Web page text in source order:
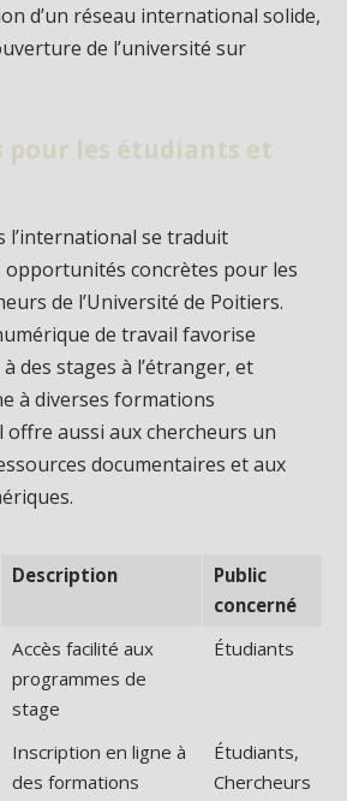
d’un réseau international solide,
de l’université sur
les étudiants et
l’international se traduit
opportunités concrètes pour les
de l’Université de Poitiers.
de travail favorise
des stages à l’étranger, et
à diverses formations
aussi aux chercheurs un
documentaires et aux
Description
Public
concerné
Accès facilité aux
programmes de
stage
Étudiants
Inscription en ligne à
des formations
Étudiants,
Chercheurs